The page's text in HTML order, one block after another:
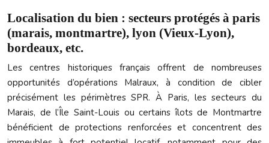
Localisation du bien : secteurs protégés à paris
(marais, montmartre), lyon (Vieux-Lyon),
bordeaux, etc.
Les centres historiques français offrent de nombreuses
opportunités d’opérations Malraux, à condition de cibler
précisément les périmètres SPR. À Paris, les secteurs du
Marais, de l’Île Saint-Louis ou certains îlots de Montmartre
bénéficient de protections renforcées et concentrent des